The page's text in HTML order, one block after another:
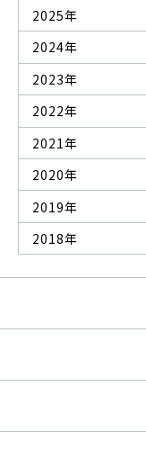
2025年
2024年
2023年
2022年
2021年
2020年
2019年
2018年